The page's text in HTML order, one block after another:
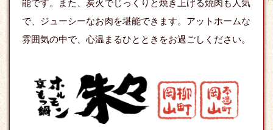
能です。また、炭火でじっくりと焼き上げる焼肉も人気
で、ジューシーなお肉を堪能できます。アットホームな
雰囲気の中で、心温まるひとときをお過ごしください。